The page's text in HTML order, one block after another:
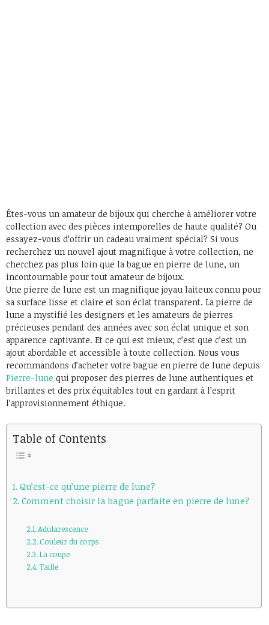
Êtes-vous un amateur de bijoux qui cherche à améliorer votre
collection avec des pièces intemporelles de haute qualité? Ou
essayez-vous d’offrir un cadeau vraiment spécial? Si vous
recherchez un nouvel ajout magnifique à votre collection, ne
cherchez pas plus loin que la bague en pierre de lune, un
incontournable pour tout amateur de bijoux.
Une pierre de lune est un magnifique joyau laiteux connu pour
sa surface lisse et claire et son éclat transparent. La pierre de
lune a mystifié les designers et les amateurs de pierres
précieuses pendant des années avec son éclat unique et son
apparence captivante. Et ce qui est mieux, c’est que c’est un
ajout abordable et accessible à toute collection. Nous vous
recommandons d’acheter votre bague en pierre de lune depuis
Pierre-lune qui proposer des pierres de lune authentiques et
brillantes et des prix équitables tout en gardant à l’esprit
l’approvisionnement éthique.
Table of Contents
Qu’est-ce qu’une pierre de lune?
Comment choisir la bague parfaite en pierre de lune?
Adularescence
Couleur du corps
La coupe
Taille